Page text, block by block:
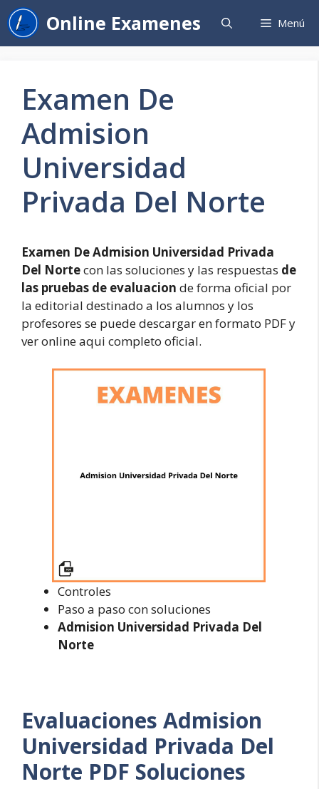
Saltar
al
contenido
Online Examenes Menú
Examen De
Admision
Universidad
Privada Del Norte
Examen De Admision Universidad Privada
Del Nortecon las soluciones y las respuestas de
las pruebas de evaluacion de forma oficial por
la editorial destinado a los alumnos y los
profesores se puede descargar en formato PDF y
ver online aqui completo oficial.
Controles
Paso a paso con soluciones
Admision Universidad Privada Del
Norte
Evaluaciones Admision
Universidad Privada Del
Norte PDF Soluciones